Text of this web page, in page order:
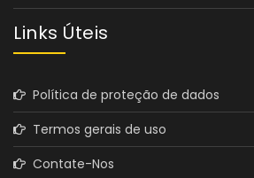
Links Úteis
Política de proteção de dados
Termos gerais de uso
Contate-Nos